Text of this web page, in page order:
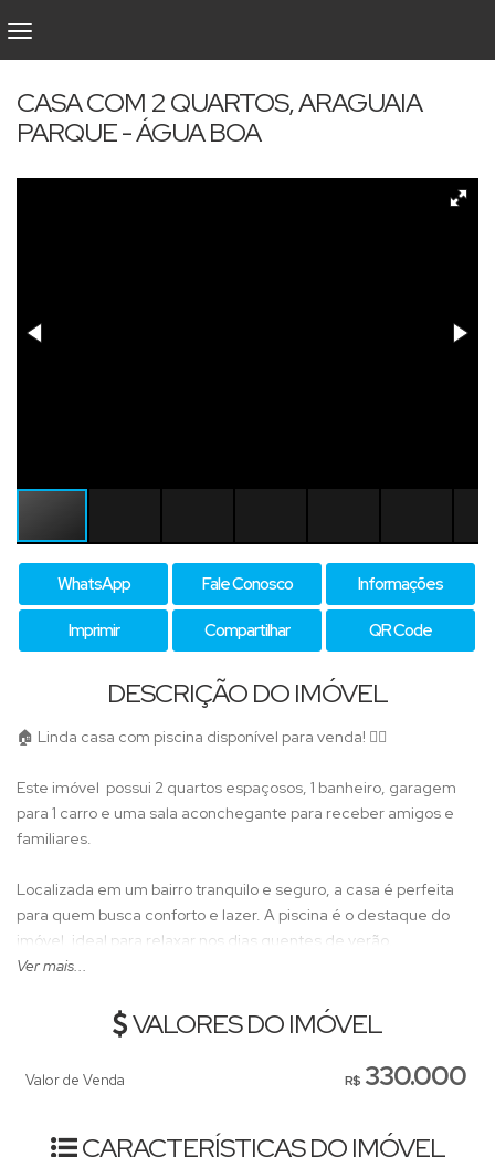
CASA COM 2 QUARTOS, ARAGUAIA
PARQUE - ÁGUA BOA
WhatsApp Fale Conosco Informações
Imprimir Compartilhar QR Code
DESCRIÇÃO DO IMÓVEL
🏠 Linda casa com piscina disponível para venda! 🏊‍♂️
Este imóvel possui 2 quartos espaçosos, 1 banheiro, garagem
para 1 carro e uma sala aconchegante para receber amigos e
familiares.
Localizada em um bairro tranquilo e seguro, a casa é perfeita
para quem busca conforto e lazer. A piscina é o destaque do
imóvel, ideal para relaxar nos dias quentes de verão.
mesmo! 📞🏠🌟
Ver mais...
VALORES DO IMÓVEL
R$ 330.000
Valor de Venda
CARACTERÍSTICAS DO IMÓVEL